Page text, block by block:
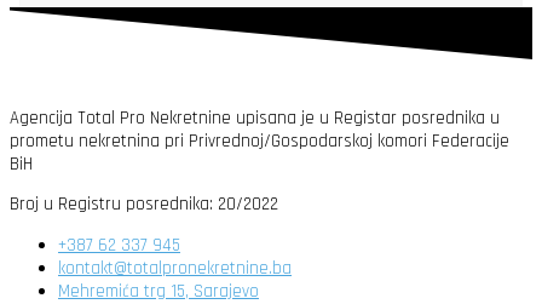
Agencija Total Pro Nekretnine upisana je u Registar posrednika u
prometu nekretnina pri Privrednoj/Gospodarskoj komori Federacije
BiH
Broj u Registru posrednika: 20/2022
+387 62 337 945
kontakt@totalpronekretnine.ba
Mehremića trg 15, Sarajevo